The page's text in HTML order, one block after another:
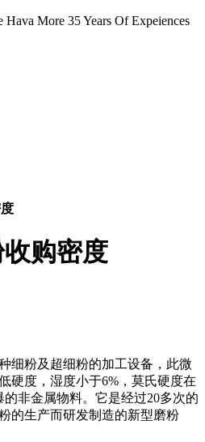
Hava More 35 Years Of Expeiences
购密度
细粉及超细粉的加工设备，此微
硬度，湿度小于6%，莫氏硬度在
非金属物料。它是经过20多次的
的生产而研发制造的新型磨粉